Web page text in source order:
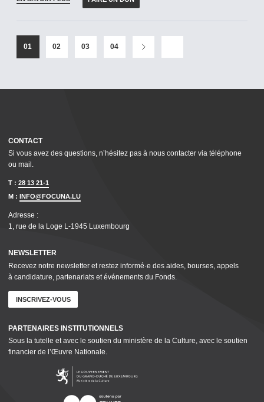
01 02 03 04
CONTACT
Si vous avez des questions, n’hésitez pas à nous contacter via téléphone
ou mail.
T : 28 13 21-1
M :
INFO@FOCUNA.LU
Adresse :
1, rue de la Loge L‑1945 Luxembourg
NEWSLETTER
Recevez notre newsletter et restez informé·e des aides, bourses, appels
à candidature, parte­nar­i­ats et événements du Fonds.
INSCRIVEZ-VOUS
PARTENAIRES INSTI­TU­TION­NELS
Sous la tutelle et avec le soutien du ministère de la Culture, avec le soutien
financier de l’Œuvre Nationale.